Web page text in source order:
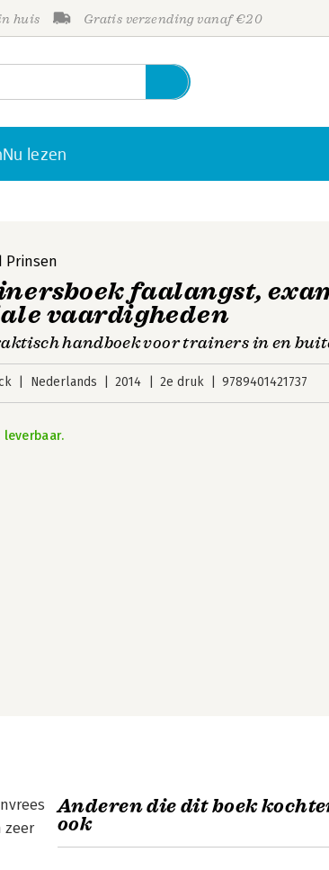
huis Gratis verzending vanaf €20
Nu lezen
Prinsen
faalangst,
vaardigheden
handboek voor trainers in en
Nederlands 2014 2e druk 9789401421737
leverbaar.
zeer
Anderen die dit boek
ook
Personen